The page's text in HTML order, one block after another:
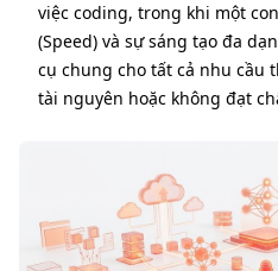
việc coding, trong khi một
(Speed) và sự sáng tạo đa
cụ chung cho tất cả nhu cầu
tài nguyên hoặc không đạt